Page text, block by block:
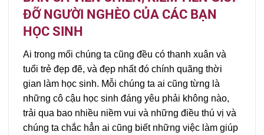
ĐỠ NGƯỜI NGHÈO CỦA CÁC BẠN
HỌC SINH
Ai trong mối chúng ta cũng đều có thanh xuân và
tuổi trẻ đẹp đẽ, và đẹp nhất đó chính quãng thời
gian làm học sinh. Mỗi chúng ta ai cũng từng là
những cô cậu học sinh đáng yêu phải không nào,
trải qua bao nhiều niềm vui và những điều thú vị và
chúng ta chắc hẳn ai cũng biết những việc làm giúp